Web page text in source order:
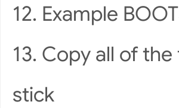
12. Example
13. Copy all of
stick